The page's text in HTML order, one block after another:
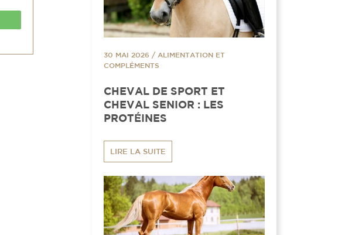
30 MAI 2026 / ALIMENTATION ET
COMPLÉMENTS
CHEVAL DE SPORT ET
CHEVAL SENIOR : LES
PROTÉINES
LIRE LA SUITE